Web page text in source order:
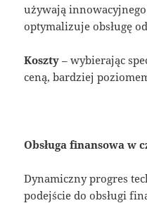
używają
optymalizuje obsługę
Koszty – wybierając
ceną, bardziej
Obsługa finansowa w
Dynamiczny progres
podejście do obsługi